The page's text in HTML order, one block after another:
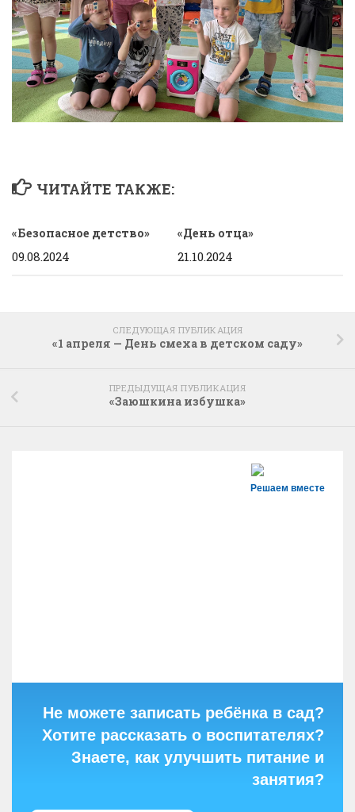
ЧИТАЙТЕ ТАКЖЕ:
«Безопасное детство»
09.08.2024
«День отца»
21.10.2024
СЛЕДУЮЩАЯ ПУБЛИКАЦИЯ
«1 апреля — День смеха в детском саду»
ПРЕДЫДУЩАЯ ПУБЛИКАЦИЯ
«Заюшкина избушка»
Решаем вместе
Не можете записать ребёнка в сад?
Хотите рассказать о воспитателях?
Знаете, как улучшить питание и
занятия?